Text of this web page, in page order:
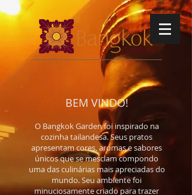
BEM VINDO!
O Bangkok Garden foi inspirado na
cozinha tailandesa. Seus pratos
apresentam cores, aromas e sabores
únicos que se mesclam compondo
uma das culinárias mais apreciadas do
mundo. Seu ambiente foi
minuciosamente criado para trazer